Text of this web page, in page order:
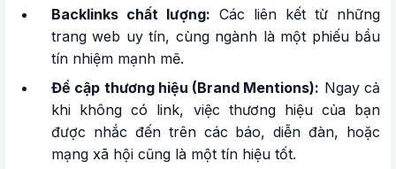
Backlinks chất lượng: Các liên kết từ những
trang web uy tín, cùng ngành là một phiếu bầu
tín nhiệm mạnh mẽ.
Đề cập thương hiệu (Brand Mentions): Ngay cả
khi không có link, việc thương hiệu của bạn
được nhắc đến trên các báo, diễn đàn, hoặc
mạng xã hội cũng là một tín hiệu tốt.